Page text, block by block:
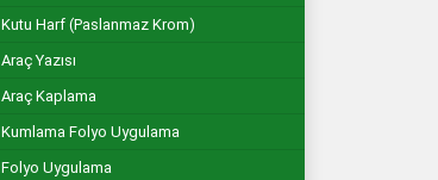
Kutu Harf (Paslanmaz Krom)
Araç Yazısı
Araç Kaplama
Kumlama Folyo Uygulama
Folyo Uygulama